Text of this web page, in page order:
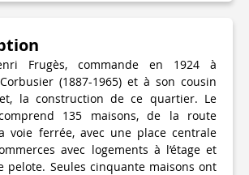
Frugès, commande en 1924 à
(1887-1965) et à son cousin
la construction de ce quartier. Le
135 maisons, de la route
voie ferrée, avec une place centrale
avec logements à l’étage et
pelote. Seules cinquante maisons ont